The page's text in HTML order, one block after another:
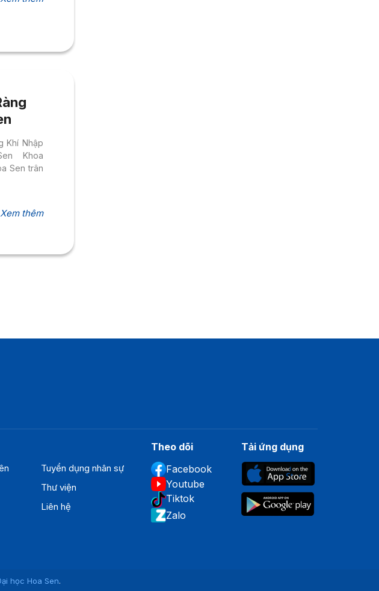
Khí Nhập
Khoa
Sen trân
Xem thêm
Tuyển dụng nhân sự
Thư viện
Liên hệ
Theo dõi
Facebook
Youtube
Tiktok
Zalo
Tải ứng dụng
học Hoa Sen.